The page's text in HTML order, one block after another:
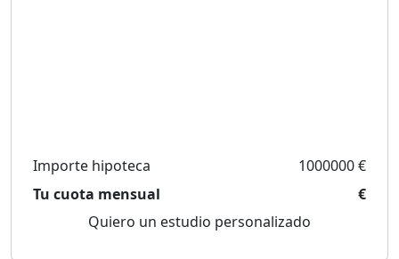
Importe hipoteca
1000000 €
Tu cuota mensual
€
Quiero un estudio personalizado